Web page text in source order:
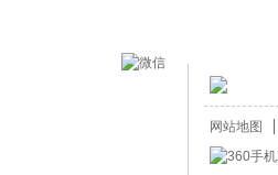
网站地图